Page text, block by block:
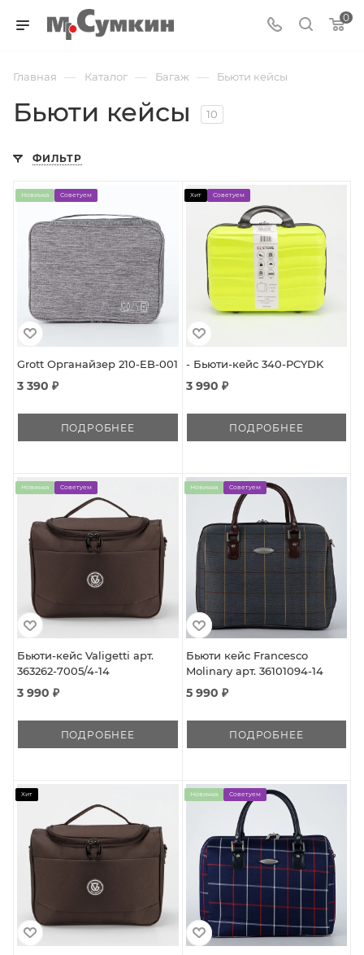
0
Главная — Каталог — Багаж — Бьюти кейсы
Бьюти кейсы 10
ФИЛЬТР
Новинка Советуем
Grott Органайзер 210-EB-001
3 390 ₽
ПОДРОБНЕЕ
Хит Советуем
- Бьюти-кейс 340-PCYDK
3 990 ₽
ПОДРОБНЕЕ
Новинка Советуем
Бьюти-кейс Valigetti арт.
363262-7005/4-14
3 990 ₽
ПОДРОБНЕЕ
Новинка Советуем
Бьюти кейс Francesco
Molinary арт. 36101094-14
5 990 ₽
ПОДРОБНЕЕ
Хит Новинка Советуем